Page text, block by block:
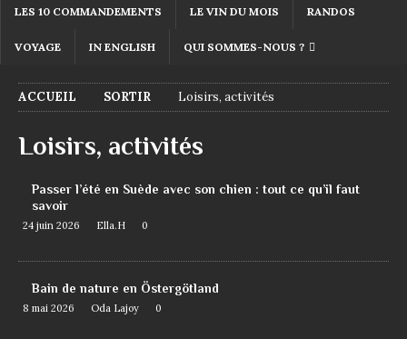
LES 10 COMMANDEMENTS LE VIN DU MOIS RANDOS
VOYAGE IN ENGLISH QUI SOMMES-NOUS ?
ACCUEIL SORTIR Loisirs, activités
Loisirs, activités
Passer l’été en Suède avec son chien : tout ce qu’il faut
savoir
24 juin 2026 Ella.H 0
Bain de nature en Östergötland
8 mai 2026 Oda Lajoy 0